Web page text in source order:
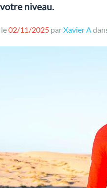
niveau.
02/11/2025 parXavier A